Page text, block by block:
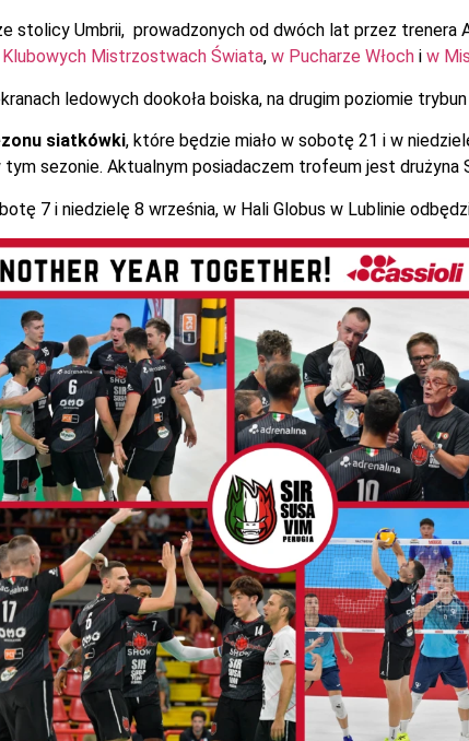
stolicy Umbrii, prowadzonych od dwóch lat przez
Mistrzostwach Świata, w Pucharze Włoch i w
ledowych dookoła boiska, na drugim poziomie
siatkówki, które będzie miało w sobotę 21 i w
sezonie. Aktualnym posiadaczem trofeum jest drużyna
7 i niedzielę 8 września, w Hali Globus w Lublinie